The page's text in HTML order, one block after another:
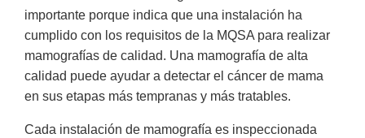
importante porque indica que una instalación ha
cumplido con los requisitos de la MQSA para realizar
mamografías de calidad. Una mamografía de alta
calidad puede ayudar a detectar el cáncer de mama
en sus etapas más tempranas y más tratables.
Cada instalación de mamografía es inspeccionada